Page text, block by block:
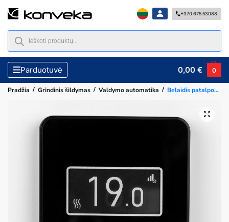
+370 675 53088
Parduotuvė 0,00€ 0
Pradžia / Grindinis šildymas / Valdymo automatika / Belaidis patalpos termostatas Konveka INK, juodas